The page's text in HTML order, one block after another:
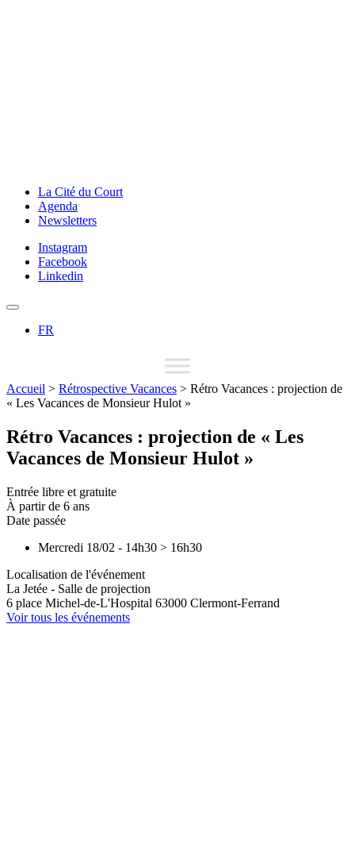
La Cité du Court
Agenda
Newsletters
Instagram
Facebook
Linkedin
FR
Accueil > Rétrospective Vacances > Rétro Vacances : projection de
« Les Vacances de Monsieur Hulot »
Rétro Vacances : projection de « Les
Vacances de Monsieur Hulot »
Entrée libre et gratuite
À partir de 6 ans
Date passée
Mercredi 18/02 - 14h30 > 16h30
Localisation de l'événement
La Jetée - Salle de projection
6 place Michel-de-L'Hospital 63000 Clermont-Ferrand
Voir tous les événements